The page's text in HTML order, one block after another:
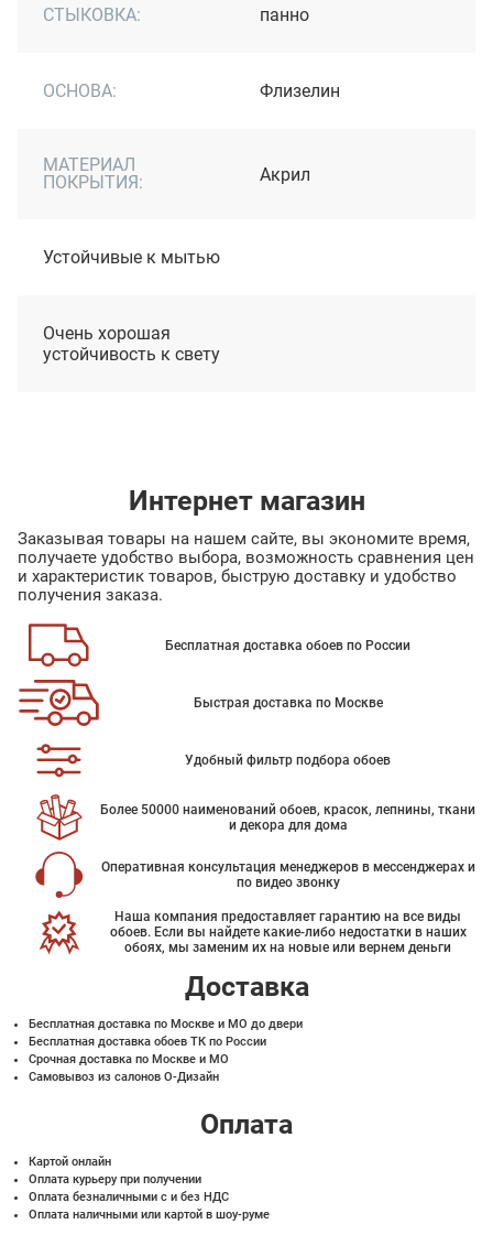
СТЫКОВКА: панно
ОСНОВА: Флизелин
МАТЕРИАЛ
ПОКРЫТИЯ:
Акрил
Устойчивые к мытью
Очень хорошая
устойчивость к свету
Интернет магазин
Заказывая товары на нашем сайте, вы экономите время,
получаете удобство выбора, возможность сравнения цен
и характеристик товаров, быструю доставку и удобство
получения заказа.
Бесплатная доставка обоев по России
Быстрая доставка по Москве
Удобный фильтр подбора обоев
Более 50000 наименований обоев, красок, лепнины, ткани
и декора для дома
Оперативная консультация менеджеров в мессенджерах и
по видео звонку
Наша компания предоставляет гарантию на все виды
обоев. Если вы найдете какие-либо недостатки в наших
обоях, мы заменим их на новые или вернем деньги
Доставка
Бесплатная доставка по Москве и МО до двери
Бесплатная доставка обоев ТК по России
Срочная доставка по Москве и МО
Самовывоз из салонов О-Дизайн
Оплата
Картой онлайн
Оплата курьеру при получении
Оплата безналичными с и без НДС
Оплата наличными или картой в шоу-руме